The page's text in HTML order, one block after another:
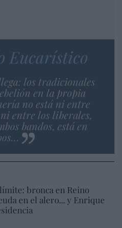
Eucarístico
los tradicionales
en la propia
no está ni entre
entre los liberales,
bandos, está en
bronca en Reino
en el alero... y Enrique